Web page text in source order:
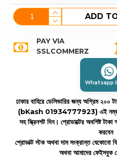
ADD
PAY VIA
SSLCOMMERZ
Whatsapp
ঢাকার বাহিরে ডেলিভারির জন্য
(bKash 01934777923) এই
সহ স্ক্রিনশট দিন। প্রোডাক্টের অবশিষ্ট
করবেন
প্রোডাক্ট স্টক অথবা দাম সংক্রান্ত যেকোনো
অথবা আমাদের ফেইসবুক